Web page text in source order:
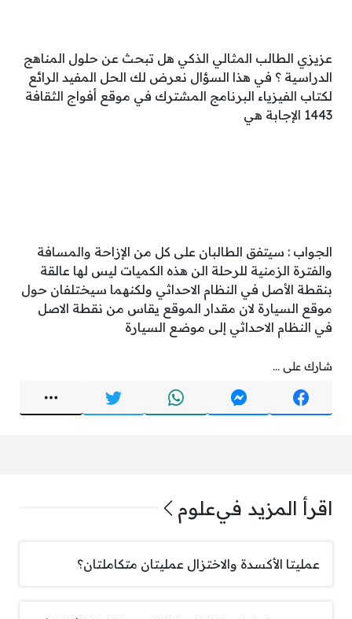
عزيزي الطالب المثالي الذكي هل تبحث عن حلول المناهج
الدراسية ؟ في هذا السؤال نعرض لك الحل المفيد الرائع
لكتاب الفيزياء البرنامج المشترك في موقع أفواج الثقافة
1443 الإجابة هي
الجواب : سيتفق الطالبان على كل من الإزاحة والمسافة
والفترة الزمنية للرحلة الن هذه الكميات ليس لها عالقة
بنقطة الأصل في النظام الاحداثي ولكنهما سيختلفان حول
موقع السيارة لان مقدار الموقع يقاس من نقطة الاصل
في النظام الاحداثي إلى موضع السيارة
شارك على ...
اقرأ المزيد فيعلوم
عمليتا الأكسدة والاختزال عمليتان متكاملتان؟